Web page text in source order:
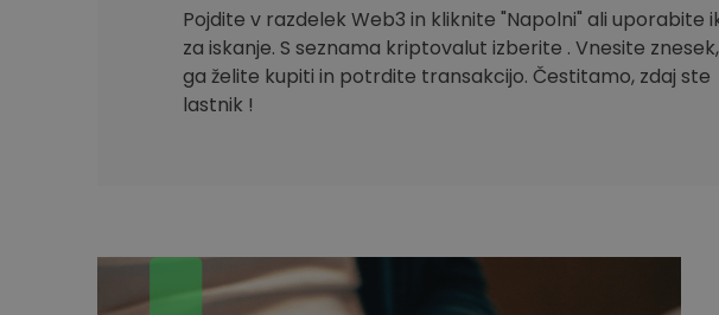
Pojdite v razdelek Web3 in kliknite "Napolni" ali uporabite
za iskanje. S seznama kriptovalut izberite . Vnesite
ga želite kupiti in potrdite transakcijo. Čestitamo, zdaj ste
lastnik !